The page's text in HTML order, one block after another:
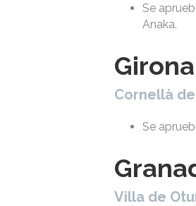
Se
Anaka.
Girona
Cornellà
Se
Villa de